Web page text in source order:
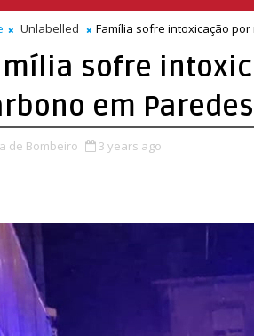
Unlabelled Família sofre intoxicação
sofre
em Paredes
de Bombeiro 3 years ago